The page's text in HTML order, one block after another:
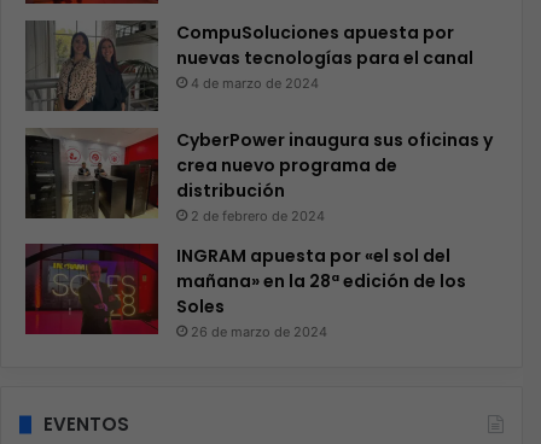
CompuSoluciones apuesta por
nuevas tecnologías para el canal
4 de marzo de 2024
CyberPower inaugura sus oficinas y
crea nuevo programa de
distribución
2 de febrero de 2024
INGRAM apuesta por «el sol del
mañana» en la 28ª edición de los
Soles
26 de marzo de 2024
EVENTOS